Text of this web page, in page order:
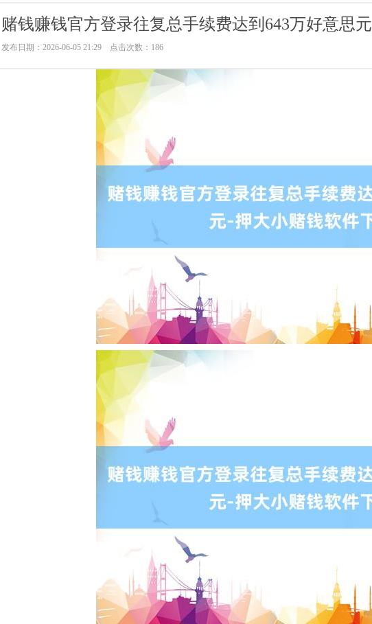
赌钱赚钱官方登录往复总手续费达到643万好意思
发布日期：2026-06-05 21:29 点击次数：186